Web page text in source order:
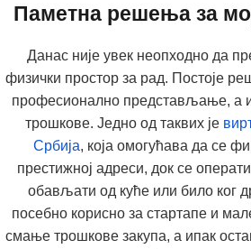
Паметна решења за
Данас није увек неопходно да
физички простор за рад. Постоје
професионално представљање, а
трошкове. Једно од таквих је
Србија, која омогућава да се
престижној адреси, док се
обављати од куће или било ког
посебно корисно за стартапе и
смање трошкове закупа, а ипак